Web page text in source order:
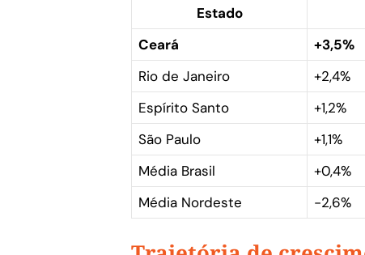
Estado
Ceará
+3,5%
Rio de Janeiro
+2,4%
Espírito Santo
+1,2%
São Paulo
+1,1%
Média Brasil
+0,4%
Média Nordeste
-2,6%